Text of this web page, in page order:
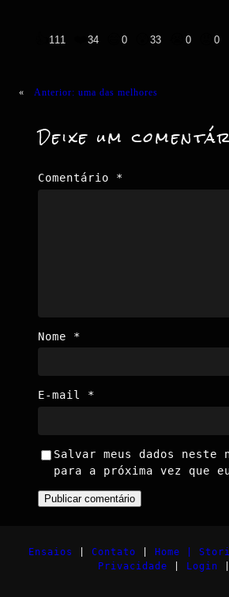
111 34 0 33 0 0
« Anterior: uma das melhores
Deixe um
Comentário *
Nome *
E-mail *
Salvar meus dados neste
para a próxima vez que
Ensaios Contato Home |
Privacidade
Login